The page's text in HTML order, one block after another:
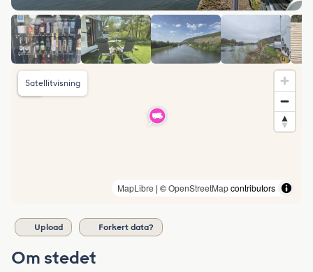
MapLibre | ©OpenStreetMapcontributors
Satellitvisning
Upload Forkert data?
Om stedet